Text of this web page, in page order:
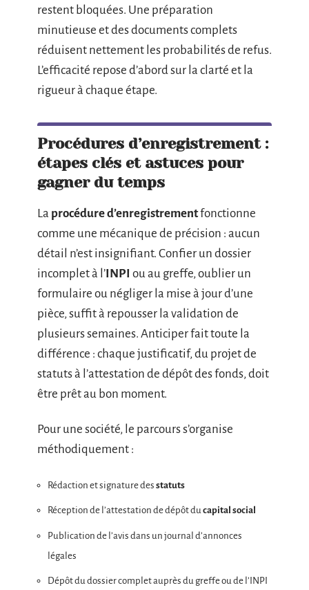
restent bloquées. Une préparation
minutieuse et des documents complets
réduisent nettement les probabilités de refus.
L’efficacité repose d’abord sur la clarté et la
rigueur à chaque étape.
Procédures d’enregistrement :
étapes clés et astuces pour
gagner du temps
La procédure d’enregistrementfonctionne
comme une mécanique de précision : aucun
détail n’est insignifiant. Confier un dossier
incomplet à l’INPI ou au greffe, oublier un
formulaire ou négliger la mise à jour d’une
pièce, suffit à repousser la validation de
plusieurs semaines. Anticiper fait toute la
différence : chaque justificatif, du projet de
statuts à l’attestation de dépôt des fonds, doit
être prêt au bon moment.
Pour une société, le parcours s’organise
méthodiquement :
Rédaction et signature des statuts
Réception de l’attestation de dépôt ducapital social
Publication de l’avis dans un journal d’annonces
légales
Dépôt du dossier complet auprès du greffe ou de l’INPI